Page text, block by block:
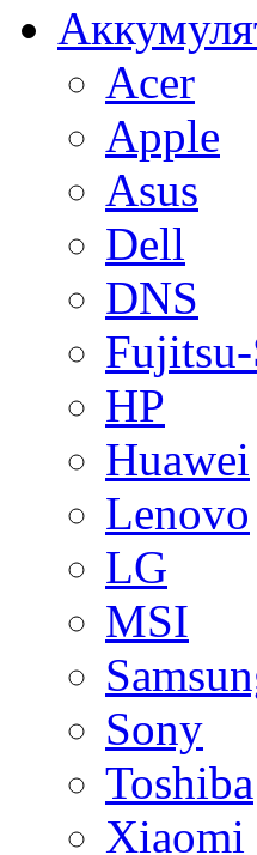
Acer
Apple
Asus
Dell
DNS
HP
Huawei
Lenovo
LG
MSI
Sony
Toshiba
Xiaomi